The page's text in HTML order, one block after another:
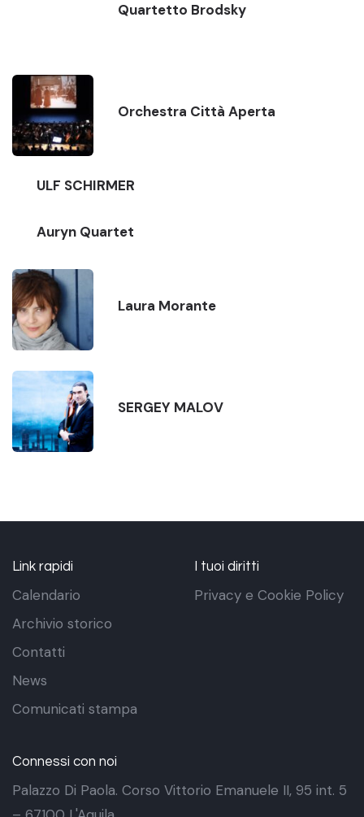
Quartetto Brodsky
Orchestra Città Aperta
ULF SCHIRMER
Auryn Quartet
Laura Morante
SERGEY MALOV
Link rapidi
Calendario
Archivio storico
Contatti
News
Comunicati stampa
I tuoi diritti
Privacy e Cookie Policy
Connessi con noi
Palazzo Di Paola. Corso Vittorio Emanuele II, 95 int. 5